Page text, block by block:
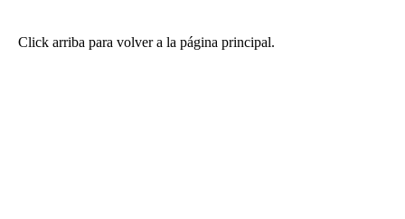
Click arriba para volver a la página principal.